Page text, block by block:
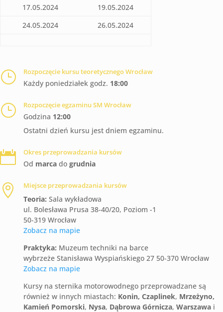
17.05.2024
19.05.2024
24.05.2024
26.05.2024
} Rozpoczęcie kursu teoretycznego Wrocław
Każdy poniedziałek godz. 18:00
} Rozpoczęcie egzaminu SM Wrocław
Godzina 12:00
Ostatni dzień kursu jest dniem egzaminu.
 Okres przeprowadzania kursów
Od marca do grudnia
 Miejsce przeprowadzania kursów
Teoria: Sala wykładowa
ul. Bolesława Prusa 38-40/20, Poziom -1
50-319 Wrocław
Zobacz na mapie
Praktyka: Muzeum techniki na barce
wybrzeże Stanisława Wyspiańskiego 27 50-370 Wrocław
Zobacz na mapie
Kursy na sternika motorowodnego przeprowadzane są
również w innych miastach: Konin, Czaplinek, Mrzeżyno,
Kamień Pomorski, Nysa, Dąbrowa Górnicza, Warszawa i